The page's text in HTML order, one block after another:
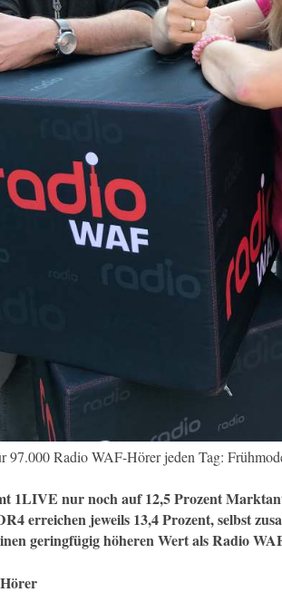
97.000 Radio WAF-Hörer jeden Tag:
1LIVE nur noch auf 12,5 Prozent
erreichen jeweils 13,4 Prozent, selbst
geringfügig höheren Wert als Radio